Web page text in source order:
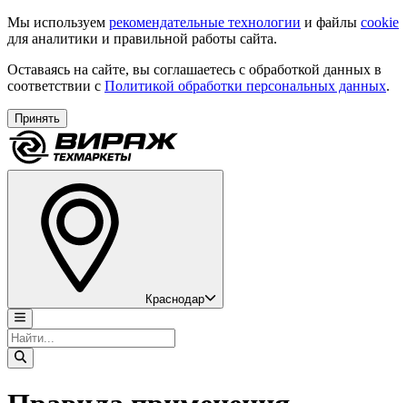
Мы используем рекомендательные технологии и файлы cookie
для аналитики и правильной работы сайта.
Оставаясь на сайте, вы соглашаетесь с обработкой данных в
соответствии с Политикой обработки персональных данных.
Принять
Краснодар